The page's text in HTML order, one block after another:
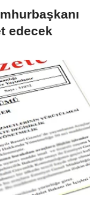
edecek